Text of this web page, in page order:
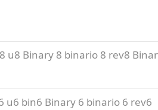
u8 Binary 8 binario 8 rev8
u6 bin6 Binary 6 binario 6 rev6